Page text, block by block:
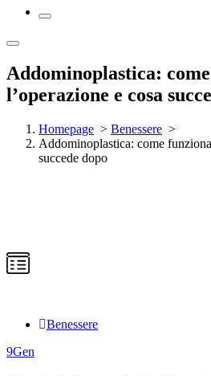
Addominoplastica:
l’operazione e cosa
Homepage > Benessere >
Addominoplastica: come
succede dopo
Benessere
9Gen